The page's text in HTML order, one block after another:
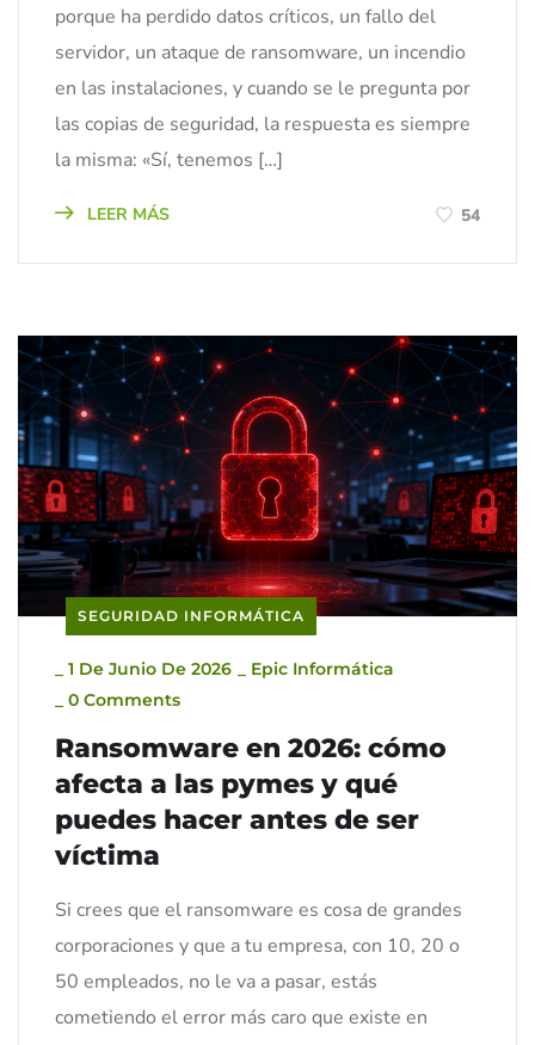
porque ha perdido datos críticos, un fallo del
servidor, un ataque de ransomware, un incendio
en las instalaciones, y cuando se le pregunta por
las copias de seguridad, la respuesta es siempre
la misma: «Sí, tenemos […]
LEER MÁS 54
SEGURIDAD INFORMÁTICA
1 De Junio De 2026
Epic Informática
0 Comments
Ransomware en 2026: cómo
afecta a las pymes y qué
puedes hacer antes de ser
víctima
Si crees que el ransomware es cosa de grandes
corporaciones y que a tu empresa, con 10, 20 o
50 empleados, no le va a pasar, estás
cometiendo el error más caro que existe en